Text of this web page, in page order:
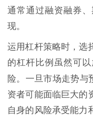
通常通过融资融券
现。
运用杠杆策略时，选
的杠杆比例虽然可
险。一旦市场走势与
资者可能面临巨大的
自身的风险承受能力